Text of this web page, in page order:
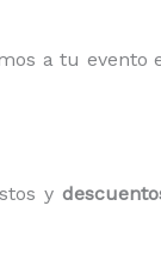
a tu evento
y